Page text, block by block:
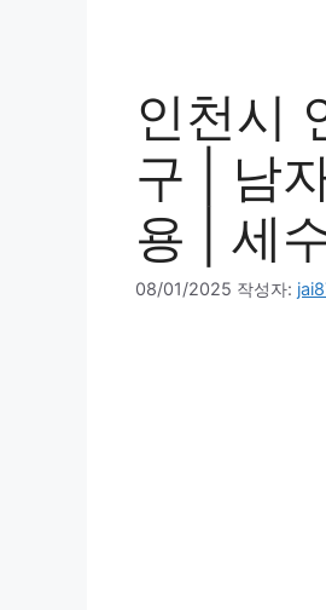
인천시
구 | 남
용 | 세
08/01/2025 작성자: